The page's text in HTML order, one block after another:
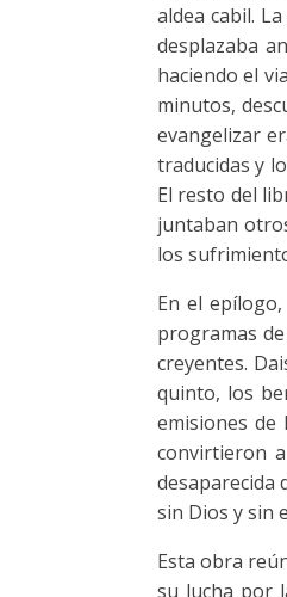
aldea cabil.
desplazaba
haciendo el
minutos,
evangelizar
traducidas y
El resto del
juntaban
los
En el
programas
creyentes.
quinto, los
emisiones
convirtieron
desaparecida
sin Dios y sin
Esta obra
su lucha por